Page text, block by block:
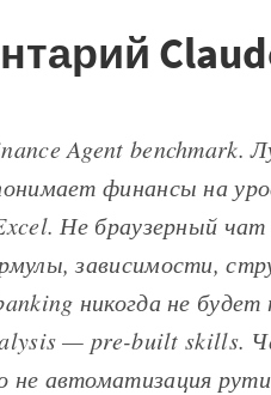
Agent benchmark.
финансы на
Не браузерный
зависимости,
никогда не
— pre-built skills.
не автоматизация